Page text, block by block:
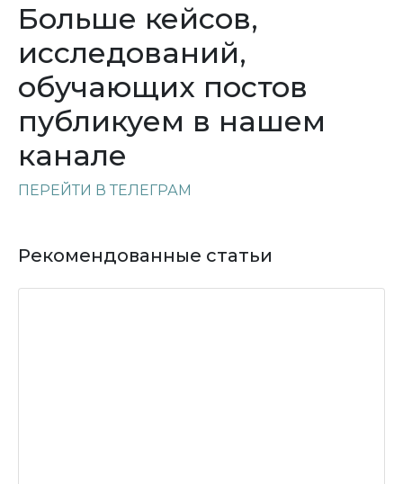
Больше кейсов,
исследований,
обучающих постов
публикуем в нашем
канале
ПЕРЕЙТИ В ТЕЛЕГРАМ
Рекомендованные статьи